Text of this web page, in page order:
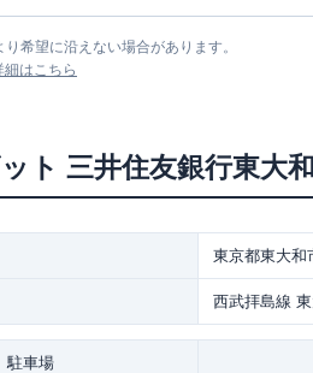
希望に沿えない場合があります。
細はこちら
ト 三井住友銀行東大和
東京都東大和
西武拝島線
駐車場